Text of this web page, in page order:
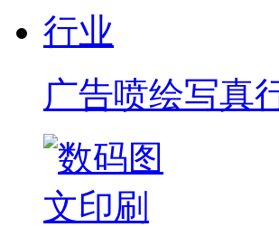
广告喷绘写真